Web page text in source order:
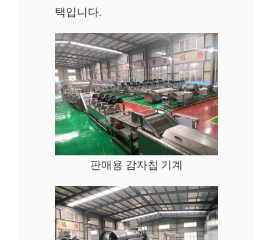
택입니다.
판매용 감자칩 기계